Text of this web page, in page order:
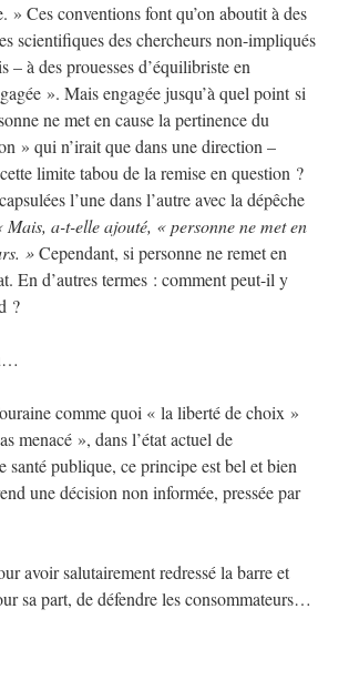
Ces conventions font qu’on aboutit à des
scientifiques des chercheurs non-impliqués
à des prouesses d’équilibriste en
». Mais engagée jusqu’à quel point si
ne met en cause la pertinence du
» qui n’irait que dans une direction –
limite tabou de la remise en question ?
l’une dans l’autre avec la dépêche
Mais, a-t-elle ajouté, « personne ne met en
»Cependant, si personne ne remet en
En d’autres termes : comment peut-il y
?
comme quoi « la liberté de choix »
menacé », dans l’état actuel de
santé publique, ce principe est bel et bien
une décision non informée, pressée par
avoir salutairement redressé la barre et
sa part, de défendre les consommateurs…